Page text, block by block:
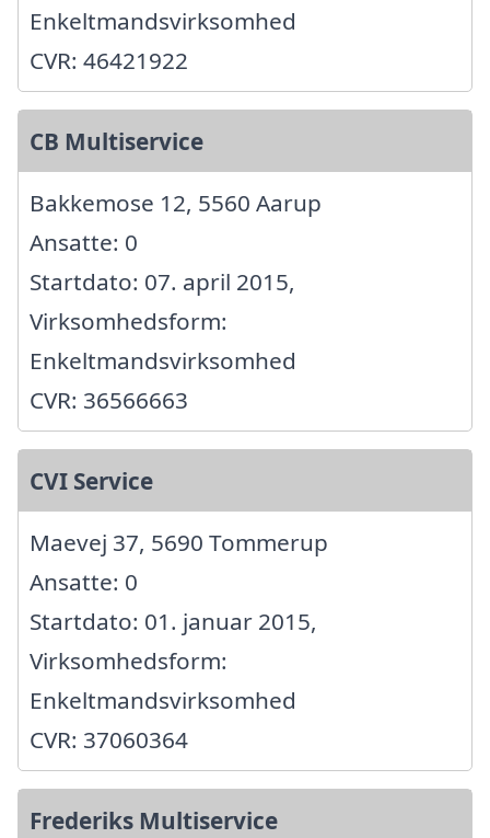
Enkeltmandsvirksomhed
CVR: 46421922
CB Multiservice
Bakkemose 12, 5560 Aarup
Ansatte: 0
Startdato: 07. april 2015,
Virksomhedsform:
Enkeltmandsvirksomhed
CVR: 36566663
CVI Service
Maevej 37, 5690 Tommerup
Ansatte: 0
Startdato: 01. januar 2015,
Virksomhedsform:
Enkeltmandsvirksomhed
CVR: 37060364
Frederiks Multiservice